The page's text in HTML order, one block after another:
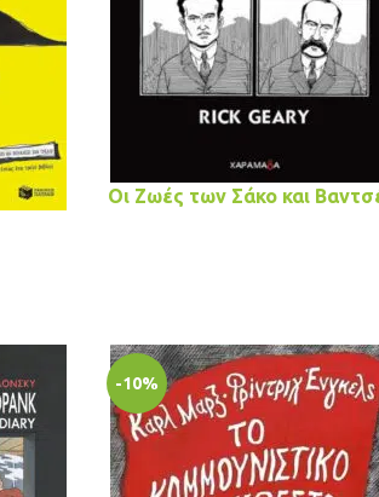
Οι Ζωές των Σάκο και
-10%